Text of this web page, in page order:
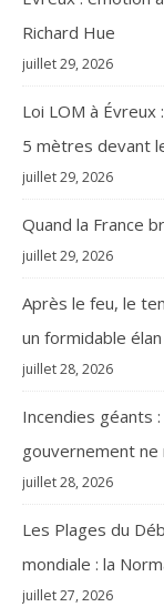
Richard Hue
juillet 29, 2026
Loi LOM à
5 mètres devant
juillet 29, 2026
Quand la France
juillet 29, 2026
Après le feu, le
un formidable
juillet 28, 2026
Incendies géants
gouvernement
juillet 28, 2026
Les Plages du
mondiale : la
juillet 27, 2026